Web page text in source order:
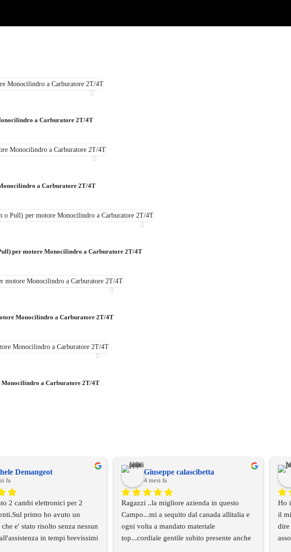
a Carburatore 2T/4T
a Carburatore 2T/4T
per motore Monocilindro a Carburatore 2T/4T
Monocilindro a Carburatore 2T/4T
Monocilindro a Carburatore 2T/4T
Demangeot
fa
2 cambi elettronici per 2
primo ho avuto un
e' stato risolto senza nessun
in tempi brevissimi
Giuseppe calascibetta
4 mesi fa
Ragazzi ..la migliore azienda in questo
Campo...mi a sequito dal canada allitalia e
ogni volta a mandato materiale
top...cordiale gentile subito presente anche
Ho
il